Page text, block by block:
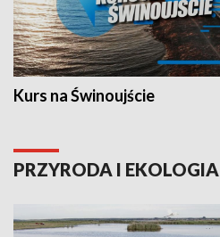
Kurs na Świnoujście
PRZYRODA I EKOLOGIA